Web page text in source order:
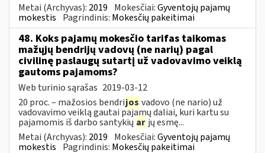
Metai (Archyvas): 2019 Mokesčiai:Gyventojų pajamų
mokestis Pagrindinis: Mokesčių pakeitimai
48. Koks pajamų mokesčio tarifas taikomas
mažųjų bendrijų vadovų (ne narių) pagal
civilinę paslaugų sutartį už vadovavimo veiklą
gautoms pajamoms?
Web turinio sąrašas 2019-03-12
20 proc. – mažosios bendrijos vadovo (ne nario) už
vadovavimo veiklą gautai pajamų daliai, kuri kartu su
pajamomis iš darbo santykių ar jų esmę...
Metai (Archyvas): 2019 Mokesčiai:Gyventojų pajamų
mokestis Pagrindinis: Mokesčių pakeitimai